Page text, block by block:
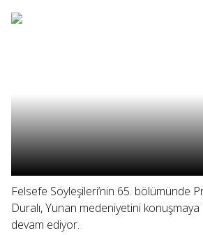
Felsefe Söyleşileri’nin 65. bölümünde
Duralı, Yunan medeniyetini
devam ediyor.